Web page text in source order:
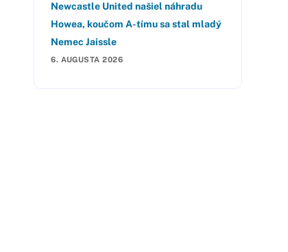
Newcastle United našiel náhradu
Howea, koučom A-tímu sa stal mladý
Nemec Jaissle
6. AUGUSTA 2026